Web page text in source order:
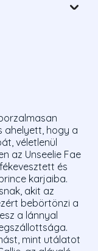
ahelyett, hogy a
véletlenül
az Unseelie Fae
és
karjaiba.
akit az
bebörtönzi a
a lánnyal
mint utálatot